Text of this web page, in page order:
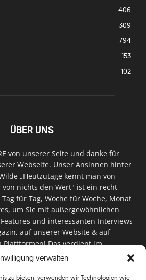
verwalten
zu bieten, verwenden wir Technologien wie
406
309
794
153
102
ÜBER UNS
von unserer Seite und danke für
Webseite. Unser Ansinnen hinter
„Heutzutage kennt man von
von nichts den Wert" ist ein recht
für Tag, Woche für Woche, Monat
um Sie mit außergewöhnlichen
und interessanten Interviews
auf unserer Website & auf
Plattformen! Das verdient im
nicht nur Anerkennung!